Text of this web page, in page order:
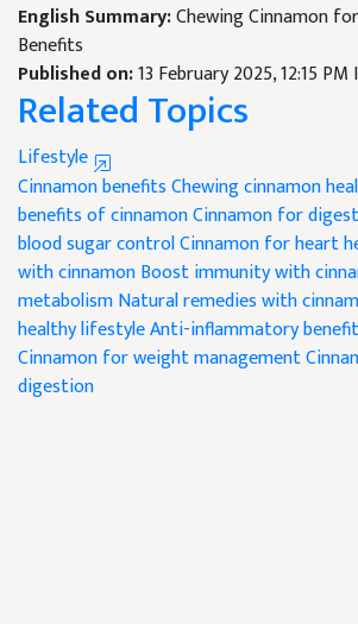
English Summary:Chewing Cinnamon
Benefits
Published on:13 February 2025, 12:15 PM
Related Topics
Lifestyle
Cinnamon benefitsChewing cinnamon
benefits of cinnamonCinnamon for
blood sugar controlCinnamon for heart
with cinnamonBoost immunity with
metabolismNatural remedies with
healthy lifestyleAnti-inflammatory
Cinnamon for weight management
digestion